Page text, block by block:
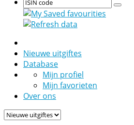
Nieuwe uitgiftes
Database
Mijn profiel
Mijn favorieten
Over ons